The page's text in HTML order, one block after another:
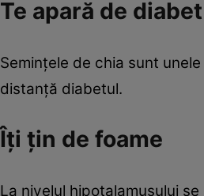
Te apară de diabet
Seminţele de chia sunt
distanţă diabetul.
Îţi ţin de foame
La nivelul hipotalamusului